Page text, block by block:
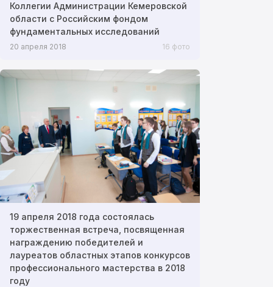
Коллегии Администрации Кемеровской
области с Российским фондом
фундаментальных исследований
20 апреля 2018 16 фото
19 апреля 2018 года состоялась
торжественная встреча, посвященная
награждению победителей и
лауреатов областных этапов конкурсов
профессионального мастерства в 2018
году